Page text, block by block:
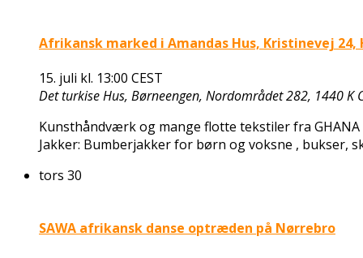
Afrikansk marked i Amandas Hus, Kristinevej 24,
15. juli kl. 13:00 CEST
Det turkise Hus, Børneengen, Nordområdet 282, 1440 K
Kunsthåndværk og mange flotte tekstiler fra
Jakker: Bumberjakker for børn og voksne , bukser,
tors 30
SAWA afrikansk danse optræden på Nørrebro